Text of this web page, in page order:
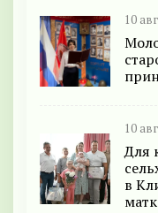
10
10
Для
в